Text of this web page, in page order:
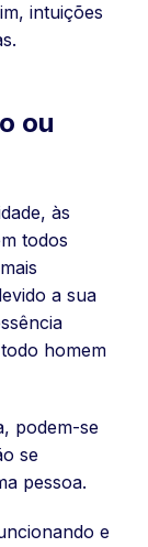
intuições
ou
às
todos
a sua
homem
podem-se
se
pessoa.
e